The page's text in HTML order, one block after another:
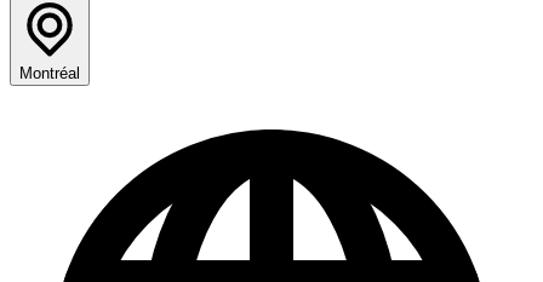
Montréal